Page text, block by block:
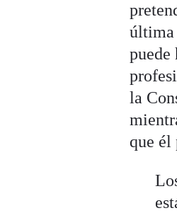
última
puede
la
que él